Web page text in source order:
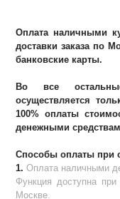
Оплата наличными
доставки заказа по
банковские карты.
Во все
осуществляется
100% оплаты
денежными
Способы оплаты при
1. Оплата наличными
Функция доступна при
Москве.